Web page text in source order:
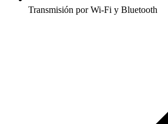
Transmisión por Wi-Fi y Bluetooth